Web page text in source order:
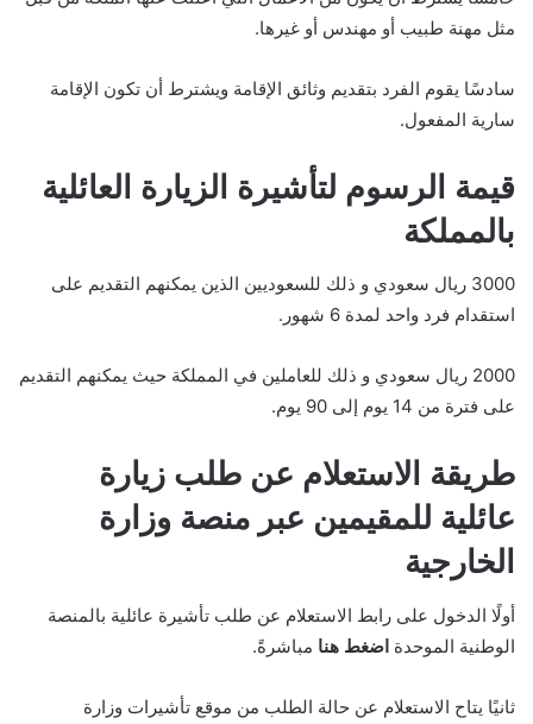
مثل مهنة طبيب أو مهندس أو غيرها.
سادسًا يقوم الفرد بتقديم وثائق الإقامة ويشترط أن تكون الإقامة
سارية المفعول.
قيمة الرسوم لتأشيرة الزيارة العائلية
بالمملكة
3000 ريال سعودي و ذلك للسعوديين الذين يمكنهم التقديم على
استقدام فرد واحد لمدة 6 شهور.
2000 ريال سعودي و ذلك للعاملين في المملكة حيث يمكنهم التقديم
على فترة من 14 يوم إلى 90 يوم.
طريقة الاستعلام عن طلب زيارة
عائلية للمقيمين عبر منصة وزارة
الخارجية
أولًا الدخول على رابط الاستعلام عن طلب تأشيرة عائلية بالمنصة
الوطنية الموحدة اضغط هنا مباشرةً.
ثانيًا يتاح الاستعلام عن حالة الطلب من موقع تأشيرات وزارة